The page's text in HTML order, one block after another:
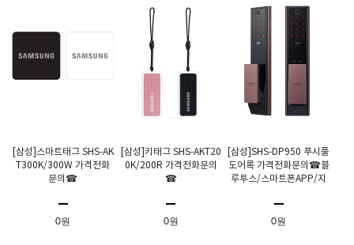
[삼성]스마트태그 SHS-AK
T300K/300W 가격전화
문의☎
0원
[삼성]키태그 SHS-AKT20
0K/200R 가격전화문의
☎
0원
[삼성]SHS-DP950 푸시풀
도어록 가격전화문의☎블
루투스/스마트폰APP/지
상키
0원